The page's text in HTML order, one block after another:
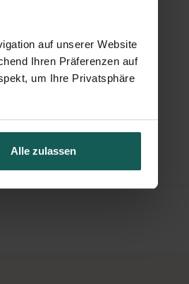
auf unserer Website
Ihren Präferenzen auf
um Ihre Privatsphäre
Alle zulassen